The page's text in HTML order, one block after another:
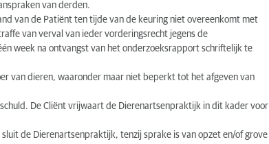
van derden.
van de Patiënt ten tijde van de keuring niet overeenkomt met
van verval van ieder vorderingsrecht jegens de
week na ontvangst van het onderzoeksrapport schriftelijk te
van dieren, waaronder maar niet beperkt tot het afgeven van
De Cliënt vrijwaart de Dierenartsenpraktijk in dit kader voor
de Dierenartsenpraktijk, tenzij sprake is van opzet en/of grove